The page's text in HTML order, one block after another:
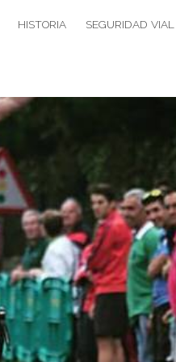
HISTORIA SEGURIDAD VIAL